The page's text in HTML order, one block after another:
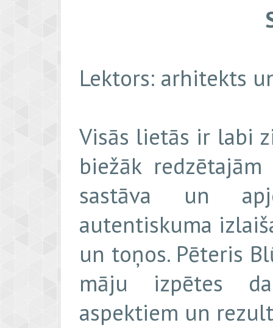
Lektors: arhitekts
Visās lietās ir labi
biežāk
sastāva un
autentiskuma
un toņos. Pēteris
māju izpētes
aspektiem un